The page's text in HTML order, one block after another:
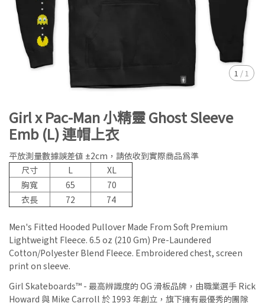
1 / 1
Girl x Pac-Man 小精靈 Ghost Sleeve
Emb (L) 連帽上衣
平放測量數據誤差值 ±2cm，請依收到實際商品為準
尺寸
L
XL
胸寬
65
70
衣長
72 74
Men's Fitted Hooded Pullover Made From Soft Premium
Lightweight Fleece. 6.5 oz (210 Gm) Pre-Laundered
Cotton/Polyester Blend Fleece. Embroidered chest, screen
print on sleeve.
Girl Skateboards™ - 最高辨識度的 OG 滑板品牌，由職業選手 Rick
Howard 與 Mike Carroll 於 1993 年創立，旗下擁有最優秀的團隊